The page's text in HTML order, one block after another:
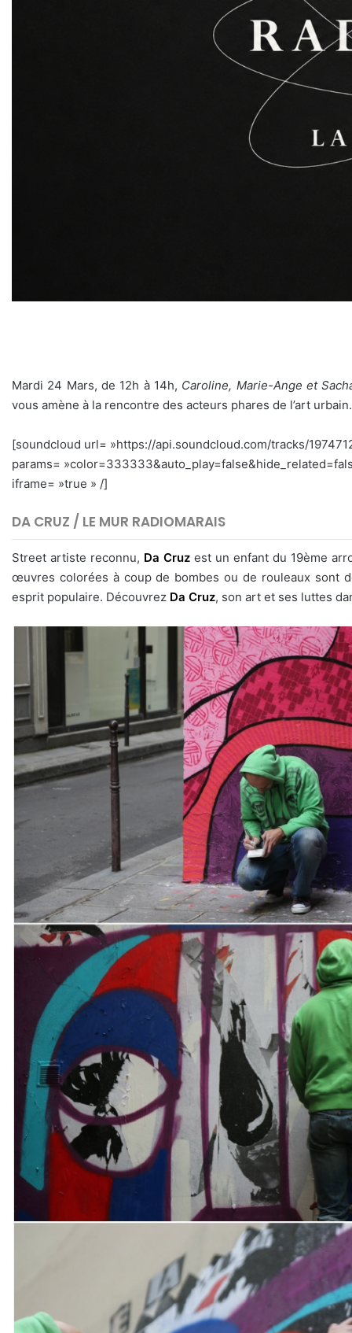
Mardi 24 Mars, de 12h à 14h, Caroline, Marie-Ange et
vous amène à la rencontre des acteurs phares de l’art urbain.
[soundcloud url= »https://api.soundcloud.com/tracks/
params=
iframe= »true » /]
DA CRUZ / LE MUR RADIOMARAIS
Street artiste reconnu, Da Cruzest un enfant du 19ème
œuvres colorées à coup de bombes ou de rouleaux sont
esprit populaire. Découvrez Da Cruz, son art et ses luttes